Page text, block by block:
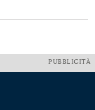
PUBBLICITÀ